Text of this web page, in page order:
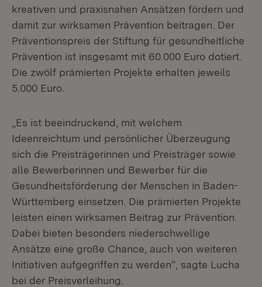
kreativen und praxisnahen Ansätzen fördern und
damit zur wirksamen Prävention beitragen. Der
Präventionspreis der Stiftung für gesundheitliche
Prävention ist insgesamt mit 60.000 Euro dotiert.
Die zwölf prämierten Projekte erhalten jeweils
5.000 Euro.
„Es ist beeindruckend, mit welchem
Ideenreichtum und persönlicher Überzeugung
sich die Preisträgerinnen und Preisträger sowie
alle Bewerberinnen und Bewerber für die
Gesundheitsförderung der Menschen in Baden-
Württemberg einsetzen. Die prämierten Projekte
leisten einen wirksamen Beitrag zur Prävention.
Dabei bieten besonders niederschwellige
Ansätze eine große Chance, auch von weiteren
Initiativen aufgegriffen zu werden“, sagte Lucha
bei der Preisverleihung.